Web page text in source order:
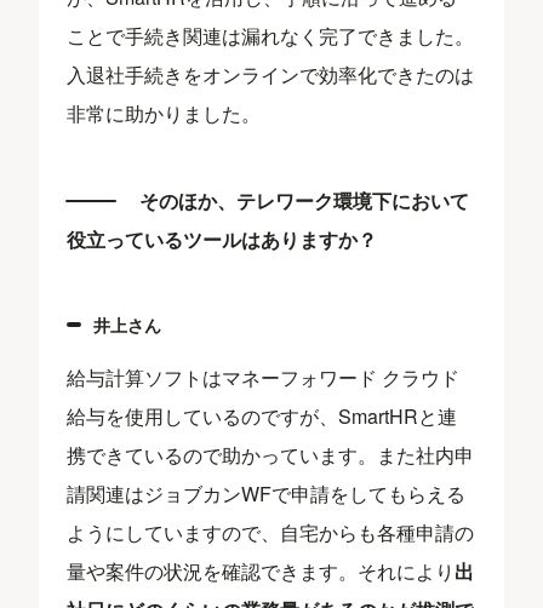
ことで手続き関連は漏れなく完了できました。
入退社手続きをオンラインで効率化できたのは
非常に助かりました。
そのほか、テレワーク環境下において
役立っているツールはありますか？
井上さん
給与計算ソフトはマネーフォワード クラウド
給与を使用しているのですが、SmartHRと連
携できているので助かっています。また社内申
請関連はジョブカンWFで申請をしてもらえる
ようにしていますので、自宅からも各種申請の
量や案件の状況を確認できます。それにより 出